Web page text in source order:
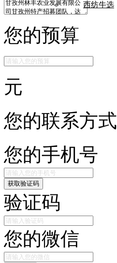
西纺牛选
您的预算
元
您的联系方式
您的手机号
获取验证码
验证码
您的微信